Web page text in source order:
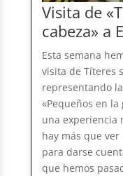
Visita de
cabeza» a
Esta semana
visita de Títeres
representando
«Pequeños en
una experiencia
hay más que
para darse
que hemos